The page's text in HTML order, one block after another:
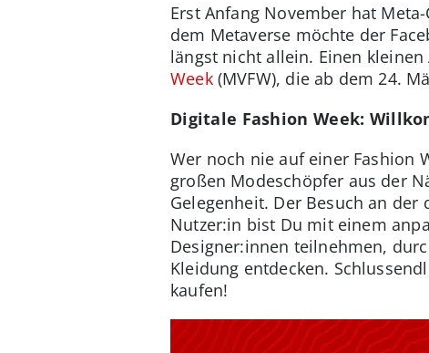
Erst Anfang November hat
dem Metaverse möchte der
längst nicht allein. Einen
Week(MVFW), die ab dem 24.
Digitale Fashion Week:
Wer noch nie auf einer Fashion
großen Modeschöpfer aus der
Gelegenheit. Der Besuch an
Nutzer:in bist Du mit einem
Designer:innen teilnehmen,
Kleidung entdecken.
kaufen!